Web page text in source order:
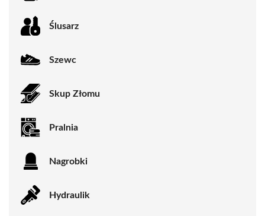
Ślusarz
Szewc
Skup Złomu
Pralnia
Nagrobki
Hydraulik